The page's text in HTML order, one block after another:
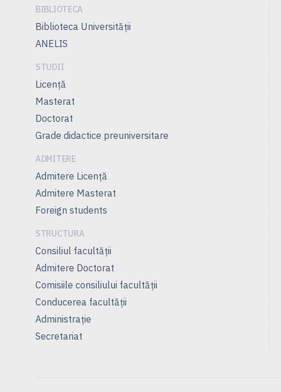
BIBLIOTECA
Biblioteca Universității
ANELIS
STUDII
Licență
Masterat
Doctorat
Grade didactice preuniversitare
ADMITERE
Admitere Licenţă
Admitere Masterat
Foreign students
STRUCTURA
Consiliul facultăţii
Admitere Doctorat
Comisiile consiliului facultăţii
Conducerea facultăţii
Administrație
Secretariat